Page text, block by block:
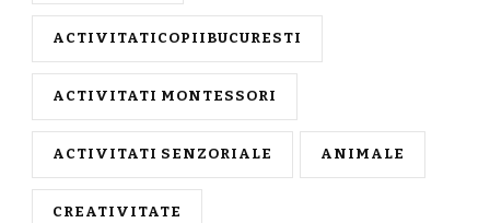
ACTIVITATICOPIIBUCURESTI
ACTIVITATI MONTESSORI
ACTIVITATI SENZORIALE ANIMALE
CREATIVITATE